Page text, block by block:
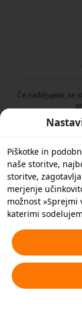
Če nadaljujete, se
Piškotke in
naše storitve,
storitve,
merjenje
možnost
katerimi
na »Prilagodi
zasebnosti lahko
katere vrste
podrobnosti si
tehnologijah.